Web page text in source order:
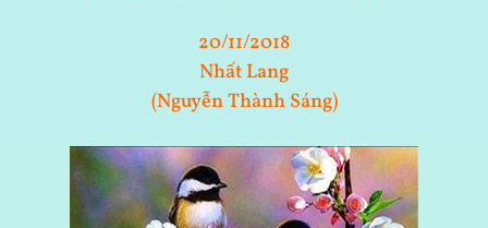
20/11/2018
Nhất Lang
(Nguyễn Thành Sáng)